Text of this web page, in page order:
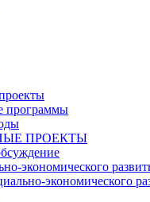
программы
ПРОЕКТЫ
экономического
экономического